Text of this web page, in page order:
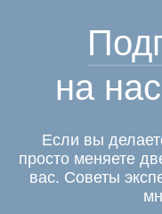
на
Если вы
просто меняете
вас. Советы